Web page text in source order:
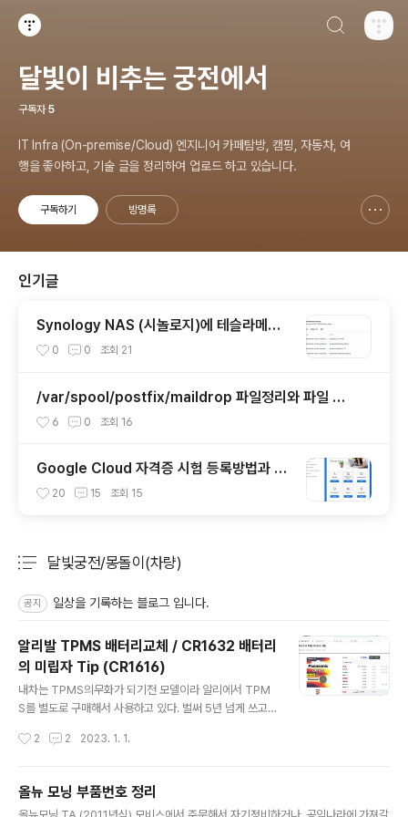
달빛이 비추는 궁전에서
구독자 5
IT Infra (On-premise/Cloud) 엔지니어 카페탐방, 캠핑, 자동차, 여
행을 좋아하고, 기술 글을 정리하여 업로드 하고 있습니다.
구독하기 방명록
인기글
Synology NAS (시놀로지)에 테슬라메이
트 설치하기
0 0 조회 21
/var/spool/postfix/maildrop 파일정리와 파일 미
생성 설정하기
6 0 조회 16
Google Cloud 자격증 시험 등록방법과 시
험장 안내
20 15 조회 15
달빛궁전/몽돌이(차량)
공지 일상을 기록하는 블로그 입니다.
알리발 TPMS 배터리교체 / CR1632 배터리
의 미립자 Tip (CR1616)
내차는 TPMS의무화가 되기전 모델이라 알리에서 TPM
S를 별도로 구매해서 사용하고 있다. 벌써 5년 넘게 쓰고
고 여러모로 잇 아이템이라 생각되는데 단점은 이게 배터
데 배터리가 없는 거였다. 배터리가 CR1632을 사용하는
2 2 2023. 1. 1.
올뉴 모닝 부품번호 정리